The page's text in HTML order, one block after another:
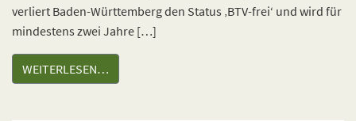
verliert Baden-Württemberg den Status ‚BTV-frei‘ und wird für
mindestens zwei Jahre […]
WEITERLESEN…